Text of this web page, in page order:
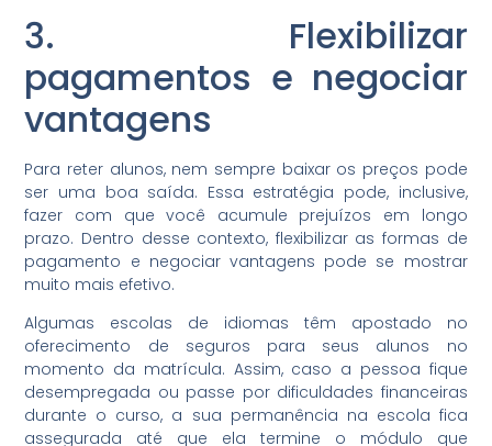
3. Flexibilizar
pagamentos e negociar
vantagens
Para reter alunos, nem sempre baixar os preços pode
ser uma boa saída. Essa estratégia pode, inclusive,
fazer com que você acumule prejuízos em longo
prazo. Dentro desse contexto, flexibilizar as formas de
pagamento e negociar vantagens pode se mostrar
muito mais efetivo.
Algumas escolas de idiomas têm apostado no
oferecimento de seguros para seus alunos no
momento da matrícula. Assim, caso a pessoa fique
desempregada ou passe por dificuldades financeiras
durante o curso, a sua permanência na escola fica
assegurada até que ela termine o módulo que